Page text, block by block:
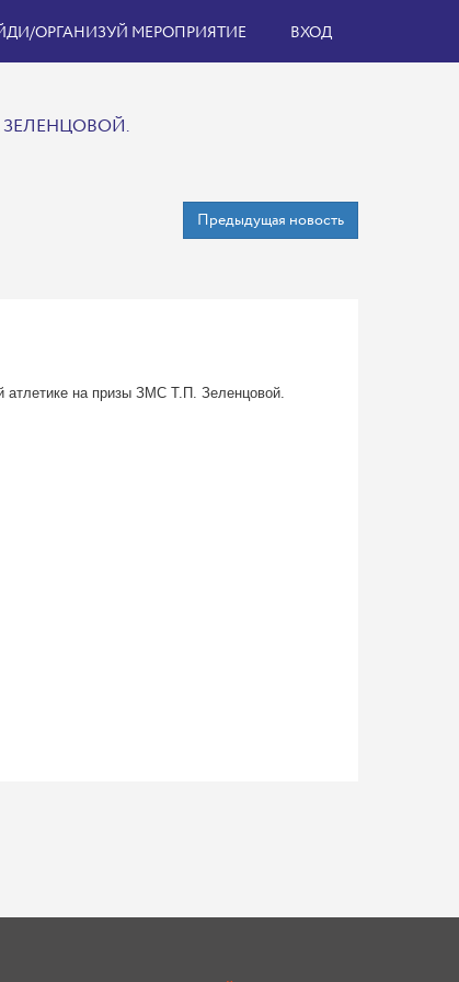
ОРГАНИЗУЙ МЕРОПРИЯТИЕ ВХОД
Предыдущая новость
атлетике на призы ЗМС Т.П. Зеленцовой.